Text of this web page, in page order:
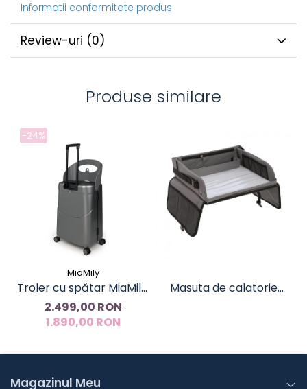
Informatii conformitate produs
Review-uri (0)
Produse similare
-24%
MiaMily
Troler cu spătar MiaMily,
64cm, 2 în 1 - bagaj și
scaun pentru copii
2.499,00 RON
1.890,00 RON
Masuta de calatorie
Magazinul Meu